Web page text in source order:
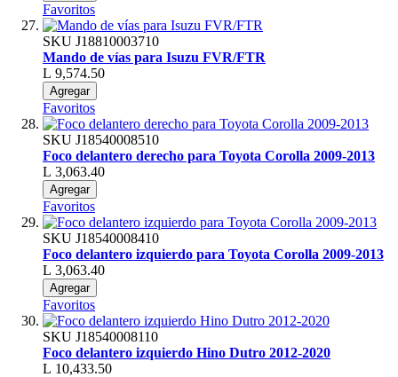
Favoritos
SKU J18810003710
Mando de vías para Isuzu FVR/FTR
L 9,574.50
Agregar
Favoritos
SKU J18540008510
Foco delantero derecho para Toyota Corolla 2009-2013
L 3,063.40
Agregar
Favoritos
SKU J18540008410
Foco delantero izquierdo para Toyota Corolla 2009-2013
L 3,063.40
Agregar
Favoritos
SKU J18540008110
Foco delantero izquierdo Hino Dutro 2012-2020
L 10,433.50